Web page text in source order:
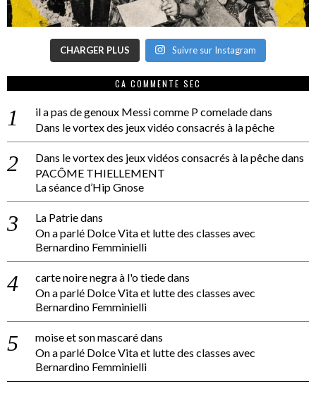
CHARGER PLUS Suivre sur Instagram
CA COMMENTE SEC
il a pas de genoux Messi comme P comeladedans
Dans le vortex des jeux vidéo consacrés à la pêche
Dans le vortex des jeux vidéos consacrés à la pêchedans
PACÔME THIELLEMENT
La séance d’Hip Gnose
La Patriedans
On a parlé Dolce Vita et lutte des classes avec
Bernardino Femminielli
carte noire negra à l'o tiededans
On a parlé Dolce Vita et lutte des classes avec
Bernardino Femminielli
moise et son mascarédans
On a parlé Dolce Vita et lutte des classes avec
Bernardino Femminielli